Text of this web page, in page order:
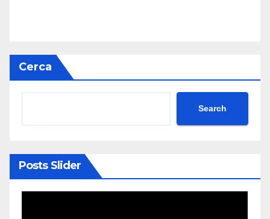
Cerca
Search
Posts Slider